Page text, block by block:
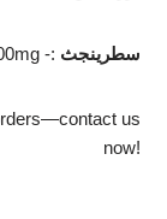
-: سطرينجث
us
now!